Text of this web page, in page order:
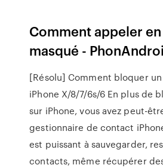
Comment appeler
masqué -
[Résolu] Comment bloquer
iPhone X/8/7/6s/6 En plus de
sur iPhone, vous avez peut-
gestionnaire de contact
est puissant à sauvegarder,
contacts, même récupérer